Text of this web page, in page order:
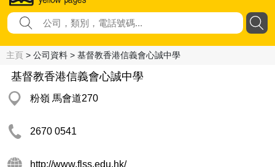
主頁 > 公司資料 > 基督教香港信義會心誠中學
基督教香港信義會心誠中學
粉嶺 馬會道270
2670 0541
http://www.flss.edu.hk/